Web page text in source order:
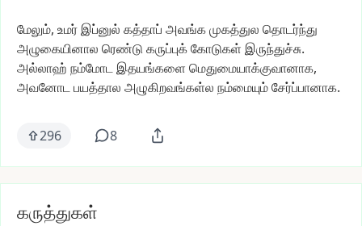
மேலும், உமர்இப்னுல் கத்தாப் அவங்கமுகத்துல தொடர்ந்து
அழுகையினால ரெண்டு கருப்புக்கோடுகள் இருந்துச்சு.
அல்லாஹ் நம்மோடஇதயங்களை மெதுமையாக்குவானாக,
அவனோடபயத்தால அழுகிறவங்கள்ல நம்மையும்சேர்ப்பானாக.
296 8
கருத்துகள்